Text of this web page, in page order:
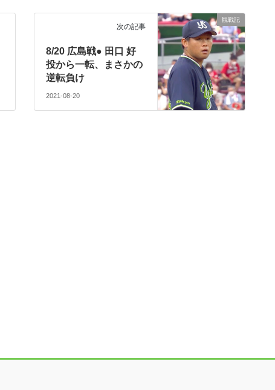
観戦記
次の記事
8/20 広島戦● 田口 好
投から一転、まさかの
逆転負け
2021-08-20